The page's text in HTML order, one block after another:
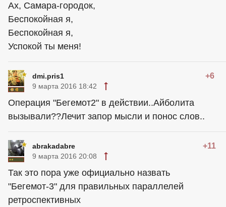
Ах, Самара-городок,
Беспокойная я,
Беспокойная я,
Успокой ты меня!
dmi.pris1 +6
9 марта 2016 18:42
Операция "Бегемот2" в действии..Айболита
вызывали??Лечит запор мысли и понос слов..
abrakadabre +11
9 марта 2016 20:08
Так это пора уже официально назвать
"Бегемот-3" для правильных параллелей
ретроспективных